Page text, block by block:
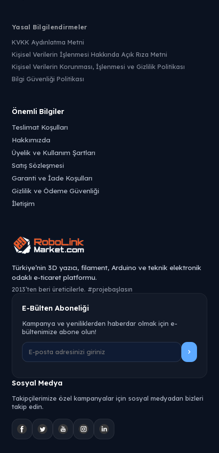
Yasal Bilgilendirmeler
KVKK Aydınlatma Metni
Kişisel Verilerin İşlenmesi Hakkında Açık Rıza Metni
Kişisel Verilerin Korunması, İşlenmesi ve Gizlilik Politikası
Bilgi Güvenliği Politikası
Önemli Bilgiler
Teslimat Koşulları
Hakkımızda
Üyelik ve Kullanım Şartları
Satış Sözleşmesi
Garanti ve İade Koşulları
Gizlilik ve Ödeme Güvenliği
İletişim
Türkiye’nin 3D yazıcı, filament, Arduino ve teknik elektronik
odaklı e-ticaret platformu.
2013’ten beri üreticilerle. #projebaşlasın
E-Bülten Aboneliği
Kampanya ve yeniliklerden haberdar olmak için e-
bültenimize abone olun!
Sosyal Medya
Takipçilerimize özel kampanyalar için sosyal medyadan bizleri
takip edin.